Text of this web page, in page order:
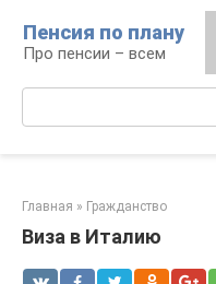
контенту
Пенсия по плану
Про пенсии – всем
Главная » Гражданство
Виза в Италию